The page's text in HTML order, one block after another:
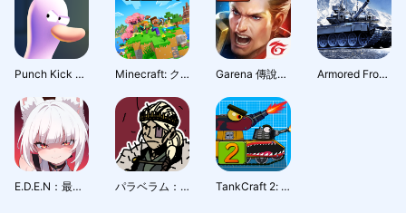
Punch Kick Duck Minecraft: クラフト、創造、サバイバル​ Garena 傳說對決：全元進擊版本 Armored Frontline: Warzone
E.D.E.N：最終防衛線 パラベラム：伝説の包囲 TankCraft 2: Hell Bosses War